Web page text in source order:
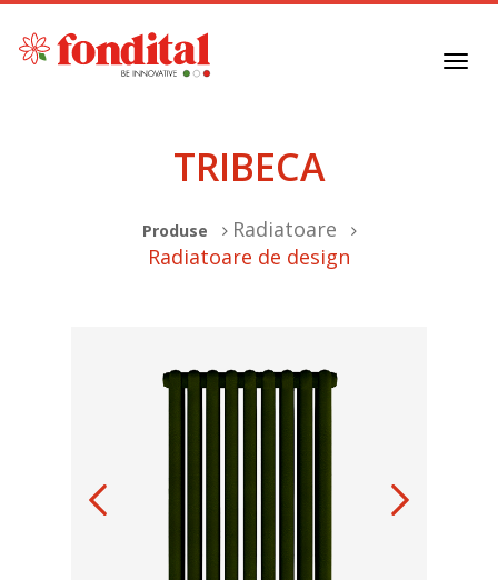
TRIBECA
Produse
Radiatoare
Radiatoare de design